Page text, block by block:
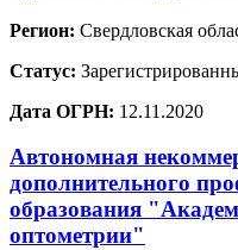
Регион: Свердловская
Статус:
Дата ОГРН: 12.11.2020
Автономная
дополнительного
образования
оптометрии"